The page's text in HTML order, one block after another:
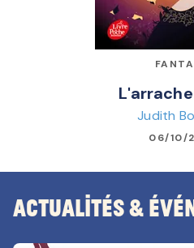
Judith
06/10/
Actualités &